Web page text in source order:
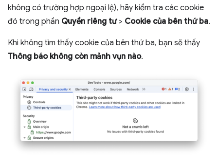
không có trường hợp ngoại lệ), hãy kiểm tra các cookie
đó trong phần Quyền riêng tư> Cookie của bên thứ ba.
Khi không tìm thấy cookie của bên thứ ba, bạn sẽ thấy
Thông báo không còn mảnh vụn nào.